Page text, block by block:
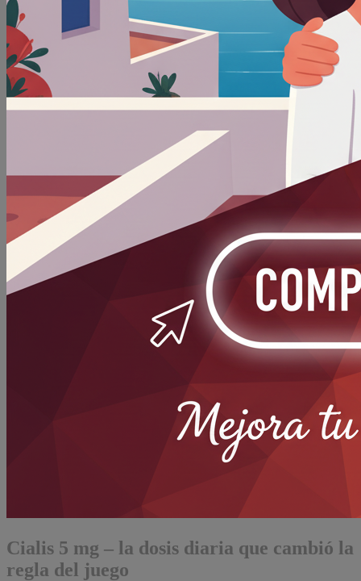
Cialis 5 mg – la dosis diaria que cambió la
regla del juego